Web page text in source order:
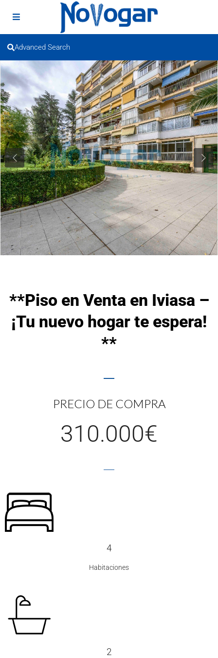
Advanced Search
Previous Next
**Piso en Venta en Iviasa –
¡Tu nuevo hogar te espera!
**
PRECIO DE COMPRA
310.000€
4
Habitaciones
2